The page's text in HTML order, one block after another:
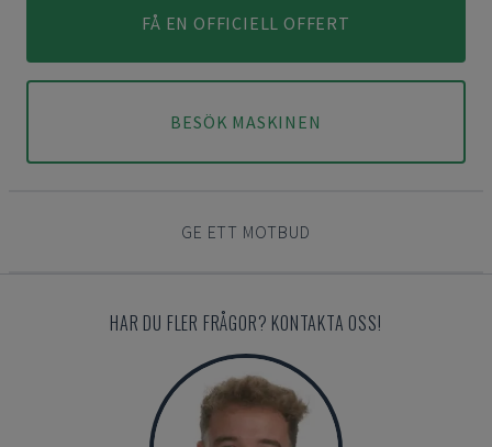
FÅ EN OFFICIELL OFFERT
BESÖK MASKINEN
GE ETT MOTBUD
HAR DU FLER FRÅGOR? KONTAKTA OSS!